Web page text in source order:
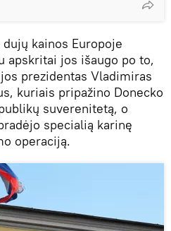
kainos Europoje
apskritai jos išaugo po to,
prezidentas Vladimiras
kuriais pripažino Donecko
suverenitetą, o
specialią karinę
operaciją.